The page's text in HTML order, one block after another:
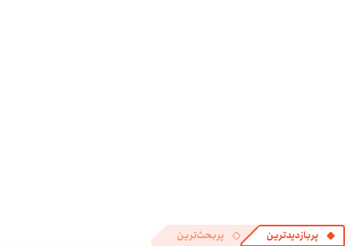
پربازدیدترین پربحث‌ترین